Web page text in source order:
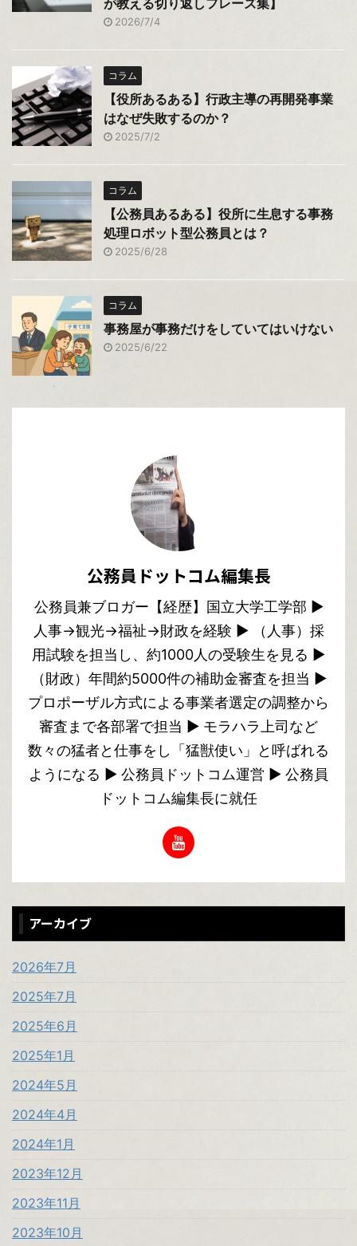
が教える切り返しフレーズ集】
2026/7/4
コラム
【役所あるある】行政主導の再開発事業
はなぜ失敗するのか？
2025/7/2
コラム
【公務員あるある】役所に生息する事務
処理ロボット型公務員とは？
2025/6/28
コラム
事務屋が事務だけをしていてはいけない
2025/6/22
公務員ドットコム編集長
公務員兼ブロガー【経歴】国立大学工学部 ▶︎
人事→観光→福祉→財政を経験 ▶︎ （人事）採
用試験を担当し、約1000人の受験生を見る ▶︎
（財政）年間約5000件の補助金審査を担当 ▶︎
プロポーザル方式による事業者選定の調整から
審査まで各部署で担当 ▶︎ モラハラ上司など
数々の猛者と仕事をし「猛獣使い」と呼ばれる
ようになる ▶︎ 公務員ドットコム運営 ▶︎ 公務員
ドットコム編集長に就任
アーカイブ
2026年7月
2025年7月
2025年6月
2025年1月
2024年5月
2024年4月
2024年1月
2023年12月
2023年11月
2023年10月